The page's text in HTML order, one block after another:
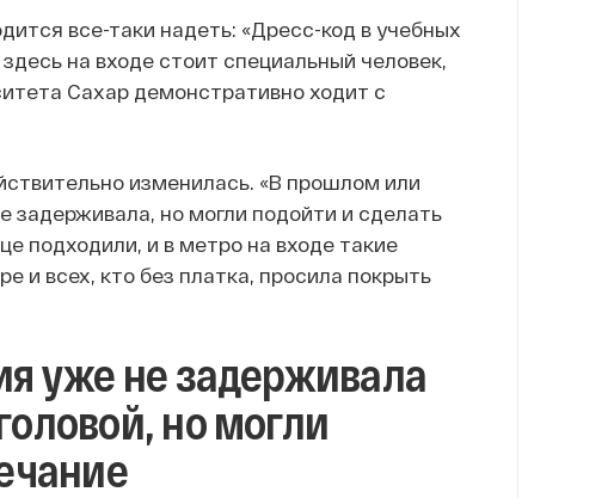
все-таки надеть: «Дресс-код в учебных
на входе стоит специальный человек,
Сахар демонстративно ходит с
изменилась. «В прошлом или
задерживала, но могли подойти и сделать
подходили, и в метро на входе такие
и всех, кто без платка, просила покрыть
уже не задерживала
но могли